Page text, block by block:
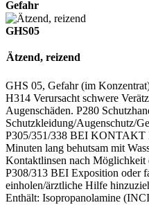
Gefahr
GHS05
Ätzend, reizend
GHS 05, Gefahr (im
H314 Verursacht schwere
Augenschäden. P280
Schutzkleidung/Augenschutz/
P305/351/338 BEI
Minuten lang behutsam mit
Kontaktlinsen nach Möglichkeit
P308/313 BEI Exposition oder
einholen/ärztliche Hilfe
Enthält: Isopropanolamine